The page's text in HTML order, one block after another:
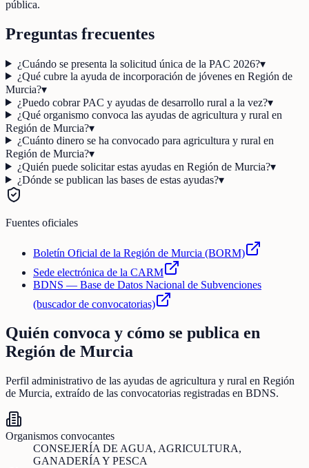
pública.
Preguntas frecuentes
¿Cuándo se presenta la solicitud única de la PAC 2026?▾
¿Qué cubre la ayuda de incorporación de jóvenes en Región de
Murcia?▾
¿Puedo cobrar PAC y ayudas de desarrollo rural a la vez?▾
¿Qué organismo convoca las ayudas de agricultura y rural en
Región de Murcia?▾
¿Cuánto dinero se ha convocado para agricultura y rural en
Región de Murcia?▾
¿Quién puede solicitar estas ayudas en Región de Murcia?▾
¿Dónde se publican las bases de estas ayudas?▾
Fuentes oficiales
Boletín Oficial de la Región de Murcia (BORM)
Sede electrónica de la CARM
BDNS — Base de Datos Nacional de Subvenciones
(buscador de convocatorias)
Quién convoca y cómo se publica en
Región de Murcia
Perfil administrativo de las ayudas de agricultura y rural en Región
de Murcia, extraído de las convocatorias registradas en BDNS.
Organismos convocantes
CONSEJERÍA DE AGUA, AGRICULTURA,
GANADERÍA Y PESCA